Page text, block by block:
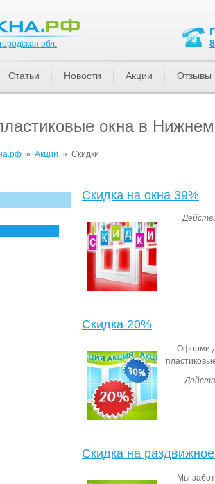
окна в
» Акции » Скидки
Скидка на окна 39%
Скидка 20%
Оформи
Скидка на
Мы
обл.
Статьи Новости Акции Отзывы